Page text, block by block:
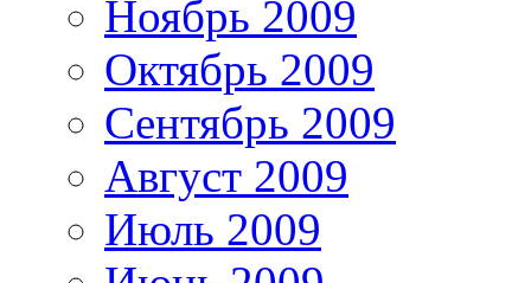
Ноябрь 2009
Октябрь 2009
Сентябрь 2009
Август 2009
Июль 2009